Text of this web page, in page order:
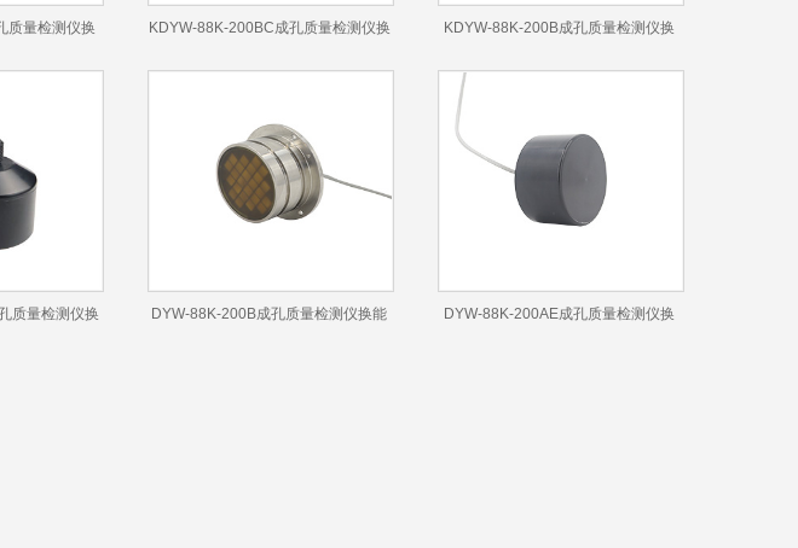
质量检测仪换 KDYW-88K-200BC成孔质量检测仪换 KDYW-88K-200B成孔质量检测仪换
质量检测仪换 DYW-88K-200B成孔质量检测仪换能 DYW-88K-200AE成孔质量检测仪换